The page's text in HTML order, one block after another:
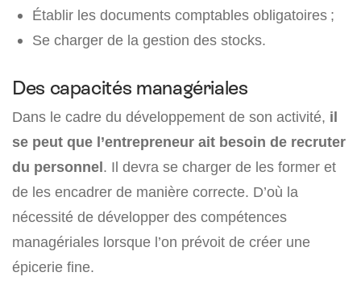
Établir les documents comptables obligatoires ;
Se charger de la gestion des stocks.
Des capacités managériales
Dans le cadre du développement de son activité, il
se peut que l’entrepreneur ait besoin de recruter
du personnel. Il devra se charger de les former et
de les encadrer de manière correcte. D’où la
nécessité de développer des compétences
managériales lorsque l’on prévoit de créer une
épicerie fine.